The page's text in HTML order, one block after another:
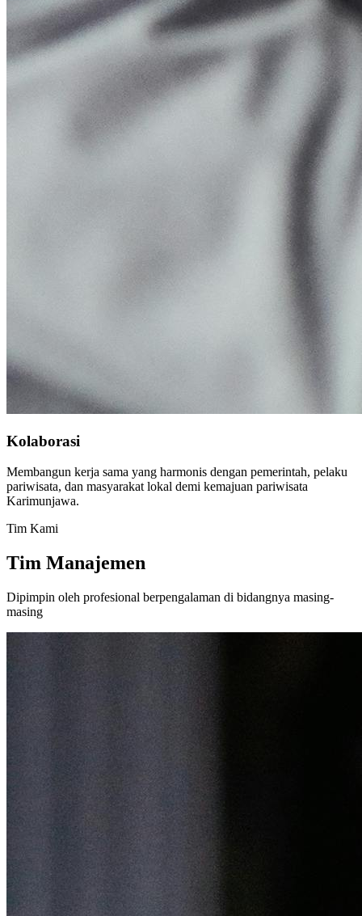
Kolaborasi
Membangun kerja sama yang harmonis dengan pemerintah, pelaku
pariwisata, dan masyarakat lokal demi kemajuan pariwisata
Karimunjawa.
Tim Kami
Tim Manajemen
Dipimpin oleh profesional berpengalaman di bidangnya masing-
masing